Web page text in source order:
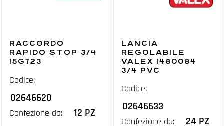
RACCORDO
RAPIDO STOP 3/4
15G723
Codice:
02646620
Confezione da: 12 PZ
LANCIA
REGOLABILE
VALEX 1480084
3/4 PVC
Codice:
02646633
Confezione da: 24 PZ